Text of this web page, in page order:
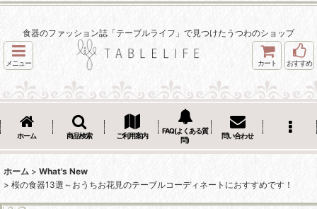
食器のファッション誌「テーブルライフ」で見つけたうつわのショップ
メニュー カート おすすめ
ホーム 商品検索 ご利用案内
FAQ(よくある質
問)
問い合わせ
ホーム > What's New
> 桜の食器13選～おうちお花見のテーブルコーディネートにおすすめです！